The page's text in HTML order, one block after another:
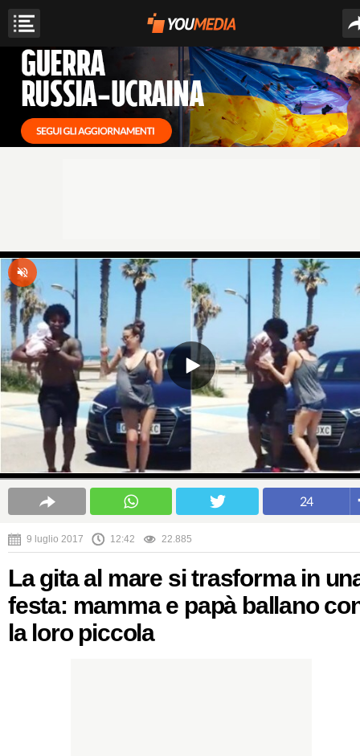
24
9 luglio 2017 12:42 22.885
La gita al mare si trasforma in
festa: mamma e papà ballano
la loro piccola